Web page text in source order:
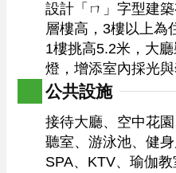
設計「ㄇ」字型建
層樓高，3樓以上為
1樓挑高5.2米，大
燈，增添室內採光與
公共設施
接待大廳、空中花
聽室、游泳池、健身
SPA、KTV、瑜伽